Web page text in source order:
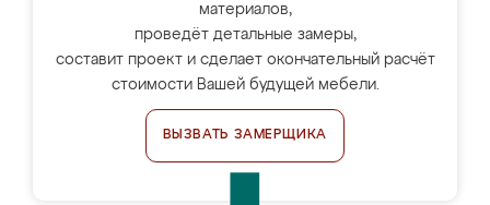
материалов,
проведёт детальные замеры,
составит проект и сделает окончательный расчёт
стоимости Вашей будущей мебели.
ВЫЗВАТЬ ЗАМЕРЩИКА